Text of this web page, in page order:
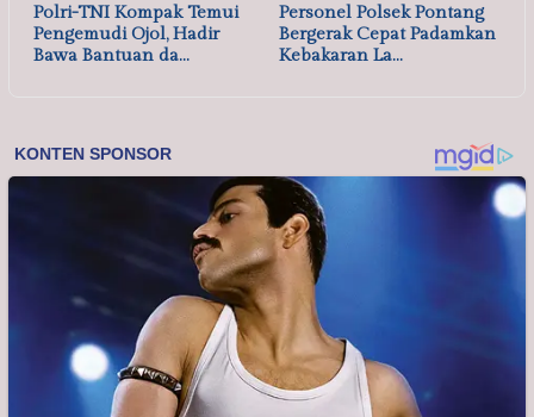
Polri-TNI Kompak Temui
Pengemudi Ojol, Hadir
Bawa Bantuan da…
Personel Polsek Pontang
Bergerak Cepat Padamkan
Kebakaran La…